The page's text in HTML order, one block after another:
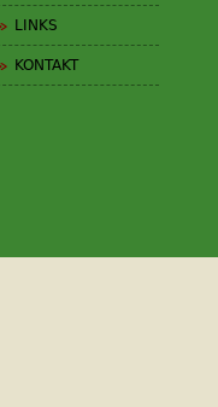
LINKS
KONTAKT